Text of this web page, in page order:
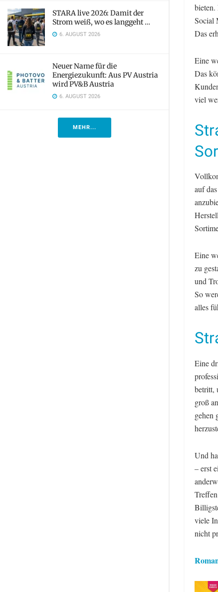
STARA live 2026: Damit der
Strom weiß, wo es langgeht …
6. AUGUST 2026
Neuer Name für die
Energiezukunft: Aus PV Austria
wird PV&B Austria
6. AUGUST 2026
MEHR...
bieten.
Social
Das
Eine
Das
viel
auf
Eine
zu
und
So
alles
Eine
betritt,
groß
gehen
Und
– erst
viele
nicht